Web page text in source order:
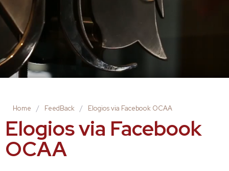
Home / FeedBack / Elogios via Facebook OCAA
Elogios via Facebook
OCAA